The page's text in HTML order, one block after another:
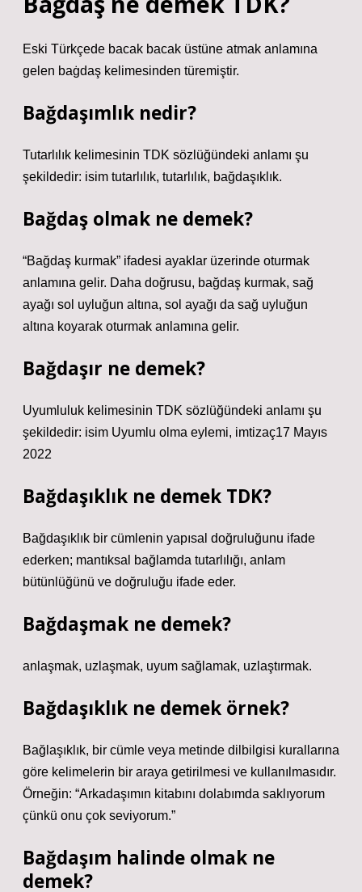
Eski Türkçede bacak bacak üstüne atmak anlamına
gelen baġdaş kelimesinden türemiştir.
Bağdaşımlık nedir?
Tutarlılık kelimesinin TDK sözlüğündeki anlamı şu
şekildedir: isim tutarlılık, tutarlılık, bağdaşıklık.
Bağdaş olmak ne demek?
“Bağdaş kurmak” ifadesi ayaklar üzerinde oturmak
anlamına gelir. Daha doğrusu, bağdaş kurmak, sağ
ayağı sol uyluğun altına, sol ayağı da sağ uyluğun
altına koyarak oturmak anlamına gelir.
Bağdaşır ne demek?
Uyumluluk kelimesinin TDK sözlüğündeki anlamı şu
şekildedir: isim Uyumlu olma eylemi, imtizaç17 Mayıs
2022
Bağdaşıklık ne demek TDK?
Bağdaşıklık bir cümlenin yapısal doğruluğunu ifade
ederken; mantıksal bağlamda tutarlılığı, anlam
bütünlüğünü ve doğruluğu ifade eder.
Bağdaşmak ne demek?
anlaşmak, uzlaşmak, uyum sağlamak, uzlaştırmak.
Bağdaşıklık ne demek örnek?
Bağlaşıklık, bir cümle veya metinde dilbilgisi kurallarına
göre kelimelerin bir araya getirilmesi ve kullanılmasıdır.
Örneğin: “Arkadaşımın kitabını dolabımda saklıyorum
çünkü onu çok seviyorum.”
Bağdaşım halinde olmak ne
demek?